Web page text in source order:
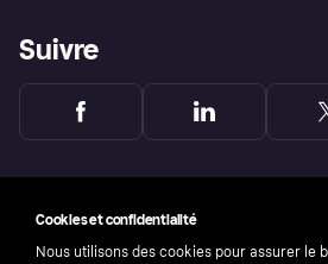
Suivre
Cookies et confidentialité
Nous utilisons des cookies pour assurer le